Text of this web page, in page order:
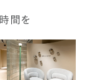
間を